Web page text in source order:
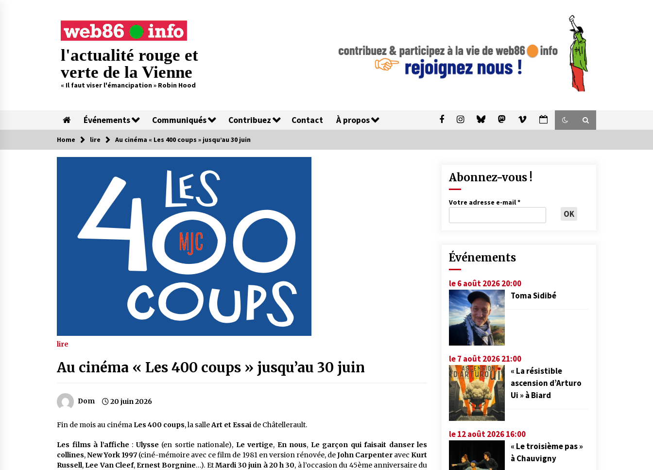
l'actualité rouge et
verte de la Vienne
« Il faut viser l'émancipation » Robin Hood
Événements Communiqués Contribuez Contact À propos
Home lire Au cinéma « Les 400 coups » jusqu’au 30 juin
lire
Au cinéma « Les 400 coups » jusqu’au 30 juin
Dom 20 juin 2026
Fin de mois au cinéma Les 400 coups, la salleArt et Essai de Châtellerault.
Les films à l’affiche : Ulysse (en sortie nationale), Le vertige, En nous, Le garçon qui faisait danser les
collines,New York 1997 (ciné-mémoire avec ce film de 1981 en version rénovée, deJohn CarpenteravecKurt
Russell, Lee Van Cleef,Ernest Borgnine…). EtMardi 30 juin à 20 h 30, à l’occasion du 45ème anniversaire du
Abonnez-vous !
Votre adresse e-mail*
Événements
le 6 août 2026 20:00
Toma Sidibé
le 7 août 2026 21:00
« La résistible
ascension d’Arturo
Ui » à Biard
le 12 août 2026 16:00
« Le troisième pas »
à Chauvigny